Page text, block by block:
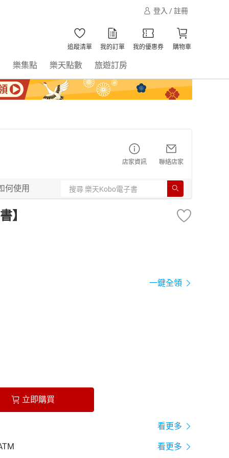
登入 / 註冊
追蹤清單 我的訂單 我的優惠券 購物車
樂集點 樂天點數 旅遊訂房
店家資訊 聯絡店家
何使用
】
一鍵全領
立即購買
看更多
看更多